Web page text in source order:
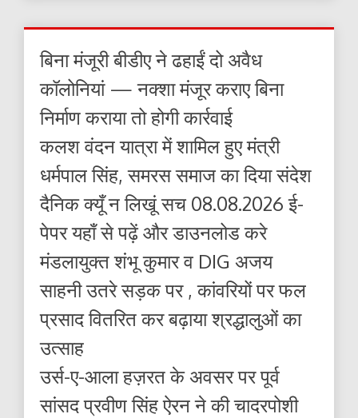
बिना मंजूरी बीडीए ने ढहाईं दो अवैध
कॉलोनियां — नक्शा मंजूर कराए बिना
निर्माण कराया तो होगी कार्रवाई
कलश वंदन यात्रा में शामिल हुए मंत्री
धर्मपाल सिंह, समरस समाज का दिया संदेश
दैनिक क्यूँ न लिखूं सच 08.08.2026 ई-
पेपर यहाँ से पढ़ें और डाउनलोड करे
मंडलायुक्त शंभू कुमार व DIG अजय
साहनी उतरे सड़क पर , कांवरियों पर फल
प्रसाद वितरित कर बढ़ाया श्रद्धालुओं का
उत्साह
उर्स-ए-आला हज़रत के अवसर पर पूर्व
सांसद प्रवीण सिंह ऐरन ने की चादरपोशी